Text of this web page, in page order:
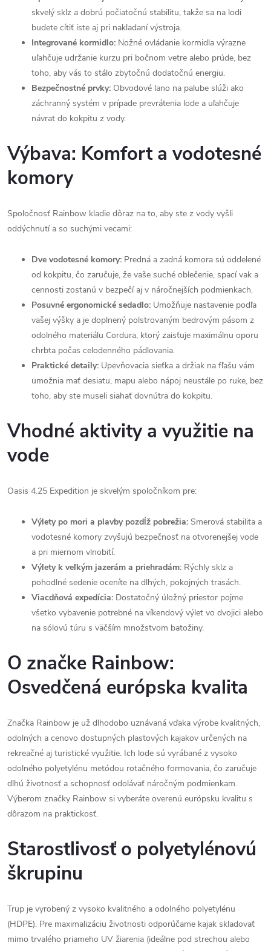
skvelý sklz a dobrú počiatočnú stabilitu, takže sa na lodi
budete cítiť iste aj pri nakladaní výstroja.
Integrované kormidlo: Nožné ovládanie kormidla výrazne
uľahčuje udržanie kurzu pri bočnom vetre alebo prúde, bez
toho, aby vás to stálo zbytočnú dodatočnú energiu.
Bezpečnostné prvky: Obvodové lano na palube slúži ako
záchranný systém v prípade prevrátenia lode a uľahčuje
návrat do kokpitu z vody.
Výbava: Komfort a vodotesné
komory
Spoločnosť Rainbow kladie dôraz na to, aby ste z vody vyšli
oddýchnutí a so suchými vecami:
Dve vodotesné komory: Predná a zadná komora sú oddelené
od kokpitu, čo zaručuje, že vaše suché oblečenie, spací vak a
cennosti zostanú v bezpečí aj v náročnejších podmienkach.
Posuvné ergonomické sedadlo: Umožňuje nastavenie podľa
vašej výšky a je doplnený polstrovaným bedrovým pásom z
odolného materiálu Cordura, ktorý zaisťuje maximálnu oporu
chrbta počas celodenného pádlovania.
Praktické detaily: Upevňovacia sieťka a držiak na fľašu vám
umožnia mať desiatu, mapu alebo nápoj neustále po ruke, bez
toho, aby ste museli siahať dovnútra do kokpitu.
Vhodné aktivity a využitie na
vode
Oasis 4.25 Expedition je skvelým spoločníkom pre:
Výlety po mori a plavby pozdĺž pobrežia: Smerová stabilita a
vodotesné komory zvyšujú bezpečnosť na otvorenejšej vode
a pri miernom vlnobití.
Výlety k veľkým jazerám a priehradám: Rýchly sklz a
pohodlné sedenie oceníte na dlhých, pokojných trasách.
Viacdňová expedícia: Dostatočný úložný priestor pojme
všetko vybavenie potrebné na víkendový výlet vo dvojici alebo
na sólovú túru s väčším množstvom batožiny.
O značke Rainbow:
Osvedčená európska kvalita
Značka Rainbow je už dlhodobo uznávaná vďaka výrobe kvalitných,
odolných a cenovo dostupných plastových kajakov určených na
rekreačné aj turistické využitie. Ich lode sú vyrábané z vysoko
odolného polyetylénu metódou rotačného formovania, čo zaručuje
dlhú životnosť a schopnosť odolávať náročným podmienkam.
Výberom značky Rainbow si vyberáte overenú európsku kvalitu s
dôrazom na praktickosť.
Starostlivosť o polyetylénovú
škrupinu
Trup je vyrobený z vysoko kvalitného a odolného polyetylénu
(HDPE). Pre maximalizáciu životnosti odporúčame kajak skladovať
mimo trvalého priameho UV žiarenia (ideálne pod strechou alebo